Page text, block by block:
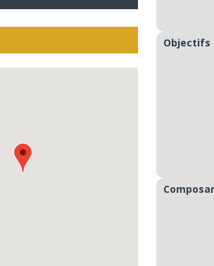
Objectifs